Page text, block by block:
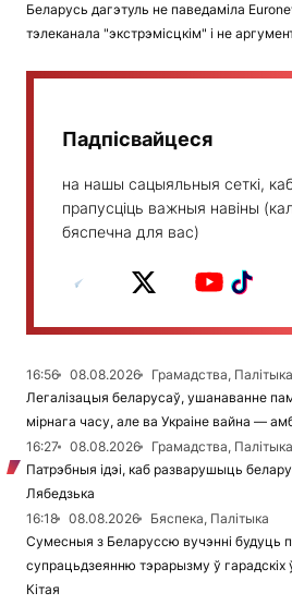
Беларусь дагэтуль не паведаміла
тэлеканала "экстрэмісцкім" і не
Падпісвайцеся
на нашы сацыяльныя сеткі,
прапусціць важныя навіны
бяспечна для вас)
16:56 08.08.2026
Грамадства, Палітыка
Легалізацыя беларусаў, ушанаванне
мірнага часу, але ва Украіне вайна —
16:27
08.08.2026
Грамадства, Палітыка
Патрэбныя ідэі, каб разварушыць
Лябедзька
16:18
08.08.2026
Бяспека, Палітыка
Сумесныя з Беларуссю вучэнні будуць
супрацьдзеянню тэрарызму ў
Кітая